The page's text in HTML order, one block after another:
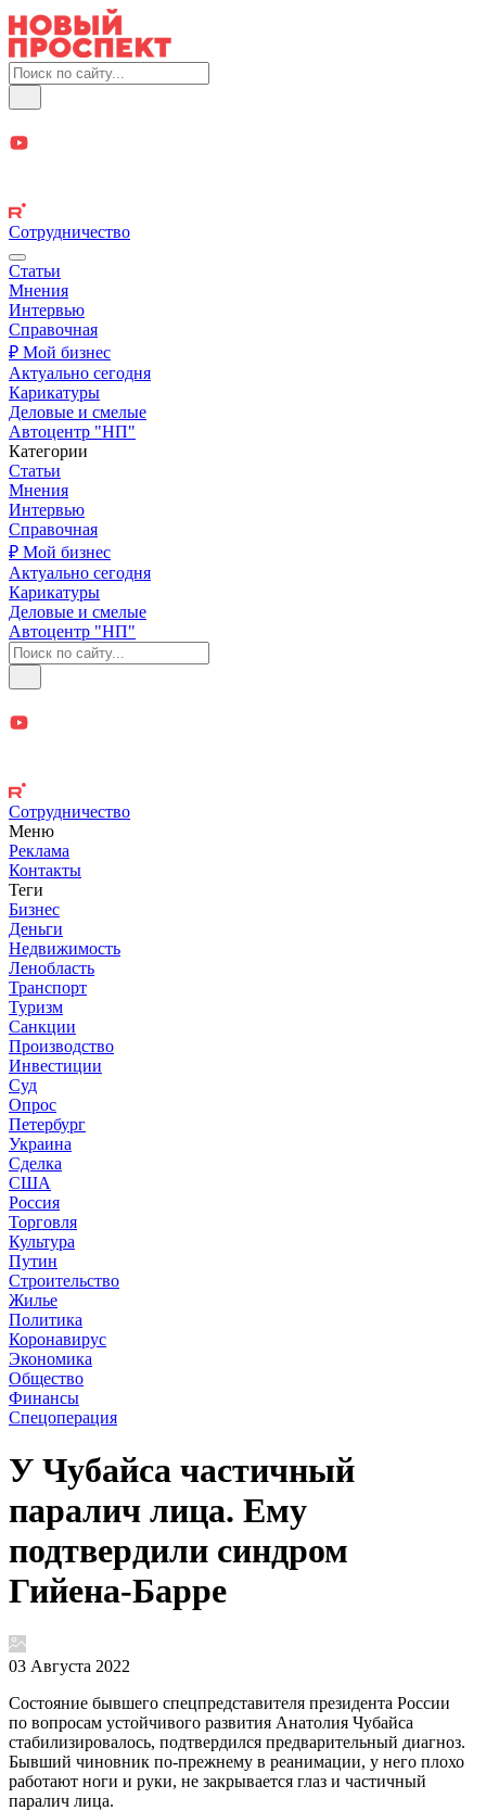
Сотрудничество
Статьи
Мнения
Интервью
Справочная
₽ Мой бизнес
Актуально сегодня
Карикатуры
Деловые и смелые
Автоцентр "НП"
Категории
Статьи
Мнения
Интервью
Справочная
₽ Мой бизнес
Актуально сегодня
Карикатуры
Деловые и смелые
Автоцентр "НП"
Сотрудничество
Меню
Реклама
Контакты
Теги
Бизнес
Деньги
Недвижимость
Ленобласть
Транспорт
Туризм
Санкции
Производство
Инвестиции
Суд
Опрос
Петербург
Украина
Сделка
США
Россия
Торговля
Культура
Путин
Строительство
Жилье
Политика
Коронавирус
Экономика
Общество
Финансы
Спецоперация
У Чубайса частичный
паралич лица. Ему
подтвердили синдром
Гийена-Барре
03 Августа 2022
Состояние бывшего спецпредставителя президента России
по вопросам устойчивого развития Анатолия Чубайса
стабилизировалось, подтвердился предварительный диагноз.
Бывший чиновник по-прежнему в реанимации, у него плохо
работают ноги и руки, не закрывается глаз и частичный
паралич лица.